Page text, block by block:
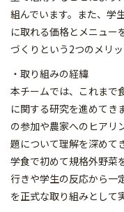
組んでいます。また、学
に取れる価格とメニュー
づくりという2つのメリ
・取り組みの経緯
本チームでは、これまで
に関する研究を進めてき
の参加や農家へのヒアリ
題について理解を深めて
学食で初めて規格外野菜
行きや学生の反応から一
を正式な取り組みとして